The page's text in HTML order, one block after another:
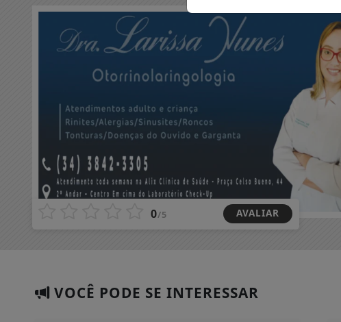
0/5 AVALIAR
VOCÊ PODE SE INTERESSAR